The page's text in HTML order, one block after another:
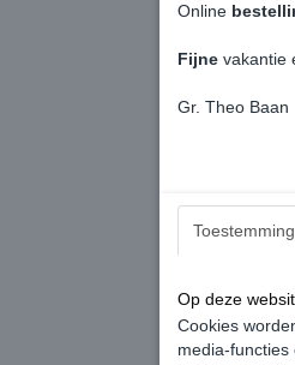
Online
Fijne vakantie
Gr. Theo Baan
Toestemming
Op deze
Cookies
media-